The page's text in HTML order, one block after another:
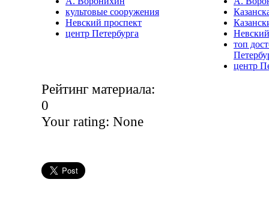
культовые сооружения
Невский проспект
центр Петербурга
топ
центр
Рейтинг материала:
0
Your rating: None